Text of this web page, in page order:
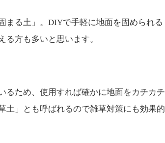
まる土」。DIYで手軽に地面を固められる
方も多いと思います。
るため、使用すれば確かに地面をカチカチ
土」とも呼ばれるので雑草対策にも効果的